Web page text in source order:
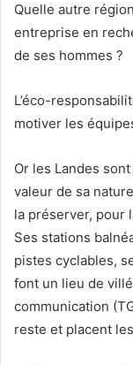
Quelle autre
entreprise en
de ses hommes ?
L’éco-
motiver les
Or les Landes
valeur de sa
la préserver, pour
Ses stations
pistes cyclables,
font un lieu de
communication
reste et placent